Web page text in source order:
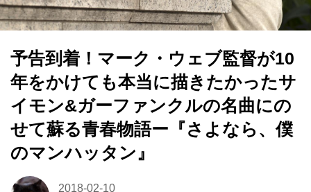
予告到着！マーク・ウェブ監督が10
年をかけても本当に描きたかったサ
イモン&ガーファンクルの名曲にの
せて蘇る青春物語ー『さよなら、僕
のマンハッタン』
2018-02-10